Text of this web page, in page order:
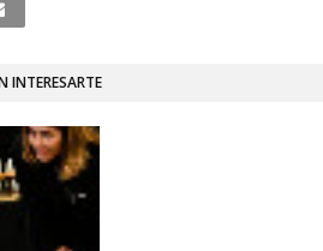
INTERESARTE